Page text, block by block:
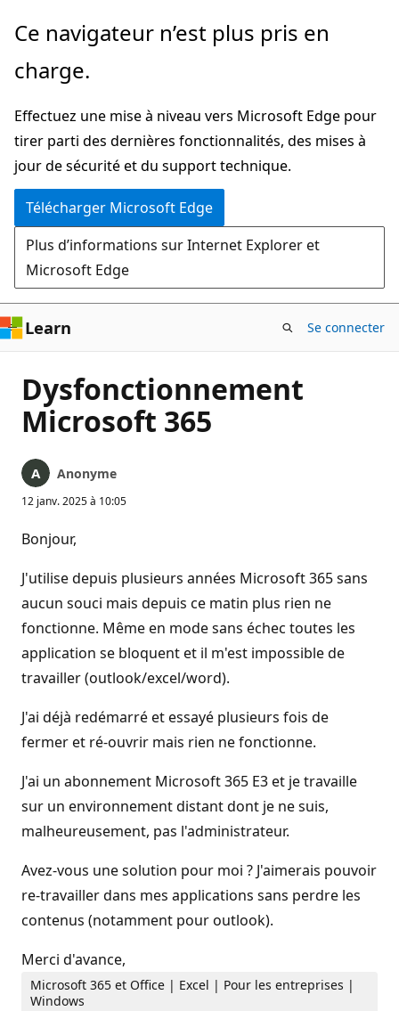
Passer
directement
au
principal
Ce navigateur n’est plus pris en
charge.
Effectuez une mise à niveau vers Microsoft Edge pour
tirer parti des dernières fonctionnalités, des mises à
jour de sécurité et du support technique.
Télécharger Microsoft Edge
Plus d’informations sur Internet Explorer et
Microsoft Edge
Learn Se connecter
Dysfonctionnement
Microsoft 365
Anonyme
12 janv. 2025 à 10:05
Bonjour,
J'utilise depuis plusieurs années Microsoft 365 sans
aucun souci mais depuis ce matin plus rien ne
fonctionne. Même en mode sans échec toutes les
application se bloquent et il m'est impossible de
travailler (outlook/excel/word).
J'ai déjà redémarré et essayé plusieurs fois de
fermer et ré-ouvrir mais rien ne fonctionne.
J'ai un abonnement Microsoft 365 E3 et je travaille
sur un environnement distant dont je ne suis,
malheureusement, pas l'administrateur.
Avez-vous une solution pour moi ? J'aimerais pouvoir
re-travailler dans mes applications sans perdre les
contenus (notamment pour outlook).
Merci d'avance,
Microsoft 365 et Office | Excel | Pour les entreprises |
Windows